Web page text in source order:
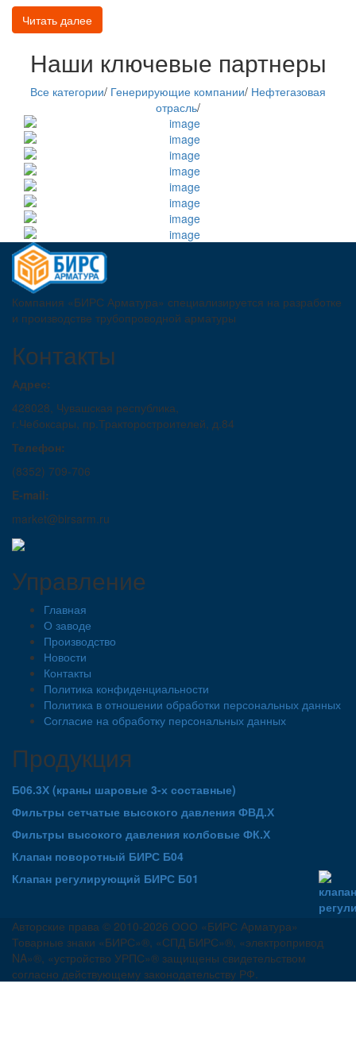
Читать далее
Наши ключевые партнеры
Все категории/ Генерирующие компании/ Нефтегазовая
отрасль/
Компания «БИРС Арматура» специализируется на разработке
и производстве трубопроводной арматуры
Контакты
Адрес:
428028, Чувашская республика,
г.Чебоксары, пр.Тракторостроителей, д.84
Телефон:
(8352) 709-706
E-mail:
market@birsarm.ru
Управление
Главная
О заводе
Производство
Новости
Контакты
Политика конфиденциальности
Политика в отношении обработки персональных данных
Согласие на обработку персональных данных
Продукция
Б06.3Х (краны шаровые 3-х составные)
Фильтры сетчатые высокого давления ФВД.Х
Фильтры высокого давления колбовые ФК.Х
Клапан поворотный БИРС Б04
Клапан регулирующий БИРС Б01
Авторские права © 2010-2026 ООО «БИРС Арматура»
Товарные знаки «БИРС»®, «СПД БИРС»®, «электропривод
NA»®, «устройство УРПС»® защищены свидетельством
согласно действующему законодательству РФ.